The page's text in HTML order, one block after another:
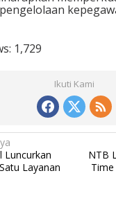
1,729
Ikuti Kami
Luncurkan
Layanan
NTB